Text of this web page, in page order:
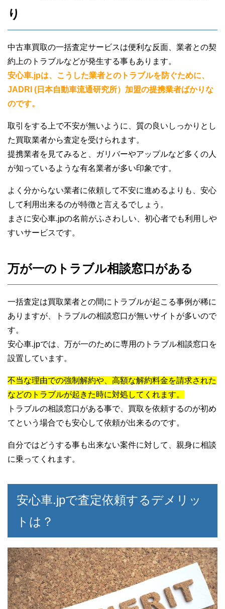
り
中古車買取の一括査定サービスは便利な反面、業者との契
約上のトラブルなどが発生する事もあります。
安心車.jpは、こうした業者とのトラブルを防ぐために、
JADRI (日本自動車流通研究所）加盟の提携業者ばかりな
のです。
取引をする上で不安が無いように、質の良いしっかりとし
た買取業者から査定を受けられます。
提携業者を見てみると、ガリバーやアップルなど多くの人
が知っているような有名業者が多い印象です。
よく分からない業者に依頼して不安に進めるよりも、安心
して利用出来るのが特徴と言えるでしょう。
まさに安心車.jpの名前がふさわしい、初心者でも利用しや
すいサービスです。
万が一のトラブル相談窓口がある
一括査定は買取業者との間にトラブルが起こる事例が稀に
ありますが、トラブルの相談窓口が無いサイトが多いので
す。
安心車.jpでは、万が一のために専用のトラブル相談窓口を
設置しています。
不当な理由での強制解約や、高額な解約料金を請求された
などのトラブルが起きた時に対処してくれます。
トラブルの相談窓口がある事で、買取を依頼するのが初め
てという場合でも安心して依頼が出来るのです。
自分ではどうする事も出来ない案件に対して、親身に相談
に乗ってくれます。
安心車.jpで査定依頼するデメリッ
トは？